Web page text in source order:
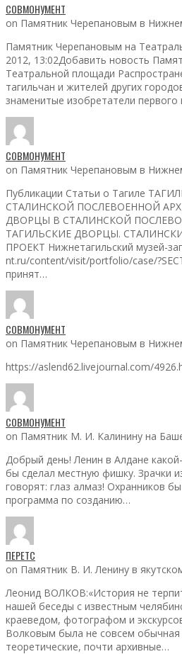
СОВМОНУМЕНТ
on Памятник Черепановым в
Памятник Черепановым на
2012, 13:02Добавить новость
Театральной площади
тагильчан и жителей других
знаменитые изобретатели первого
СОВМОНУМЕНТ
on Памятник Черепановым в
Публикации Статьи о Тагиле
СТАЛИНСКОЙ ПОСЛЕВОЕННОЙ
ДВОРЦЫ В СТАЛИНСКОЙ
ТАГИЛЬСКИЕ ДВОРЦЫ.
ПРОЕКТ Нижнетагильский музей-
nt.ru/content/visit/portfolio/case/
принят…
СОВМОНУМЕНТ
on Памятник Черепановым в
https://aslend62.livejournal.com/
СОВМОНУМЕНТ
on Памятник М. И. Калинину на
Добрый день! Ленин в Алдане
бы сделал местную фишку. Зрачки
говорят: глаз алмаз! Охранников
программа по созданию…
ПЕРЕТС
on Памятник В. И. Ленину в
Леонид ВОЛКОВ:«История не
нашей беседы с известным
краеведом, фотографом и
Волковым была не совсем
теоретические, почти архивные…